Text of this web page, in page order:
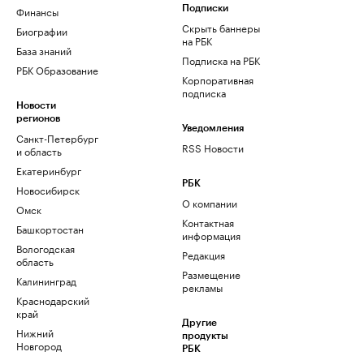
Финансы
Биографии
База знаний
РБК Образование
Новости
регионов
Санкт-Петербург
и область
Екатеринбург
Новосибирск
Омск
Башкортостан
Вологодская
область
Калининград
Краснодарский
край
Нижний
Новгород
Подписки
Скрыть баннеры
на РБК
Подписка на РБК
Корпоративная
подписка
Уведомления
RSS Новости
РБК
О компании
Контактная
информация
Редакция
Размещение
рекламы
Другие
продукты
РБК